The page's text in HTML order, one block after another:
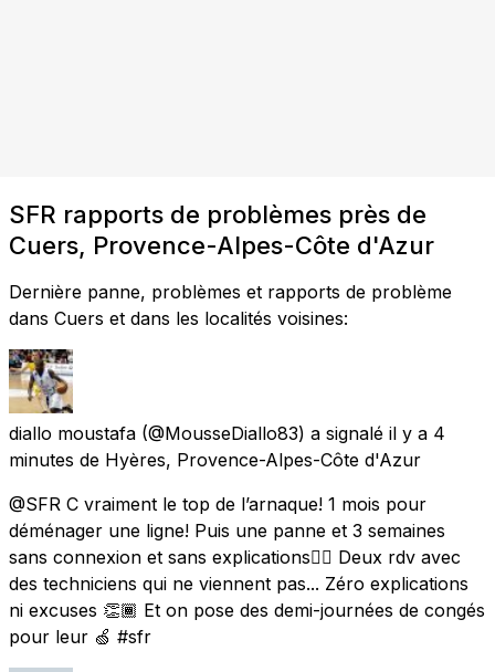
SFR rapports de problèmes près de
Cuers, Provence-Alpes-Côte d'Azur
Dernière panne, problèmes et rapports de problème
dans Cuers et dans les localités voisines:
diallo moustafa (@MousseDiallo83) a signalé il y a 4
minutes de Hyères, Provence-Alpes-Côte d'Azur
@SFR C vraiment le top de l’arnaque! 1 mois pour
déménager une ligne! Puis une panne et 3 semaines
sans connexion et sans explications👍🏾 Deux rdv avec
des techniciens qui ne viennent pas... Zéro explications
ni excuses 👏🏾 Et on pose des demi-journées de congés
pour leur 🍏 #sfr